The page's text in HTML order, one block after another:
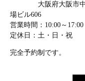
大阪府大阪市中央
場ビル606
営業時間：10:00～17:00
定休日：土・日・祝
完全予約制です。